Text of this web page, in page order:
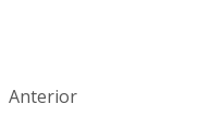
Anterior